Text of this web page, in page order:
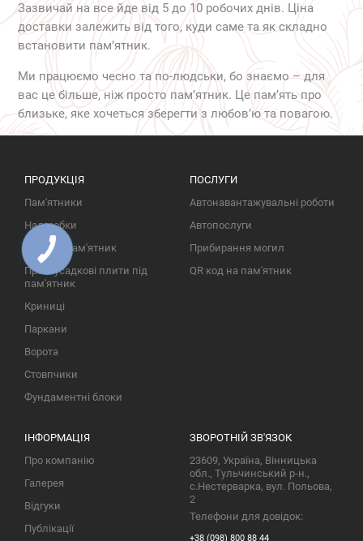
Зазвичай на все йде від 5 до 10 робочих днів. Ціна
доставки залежить від того, куди саме та як складно
встановити пам’ятник.
Ми працюємо чесно та по-людськи, бо знаємо – для
вас це більше, ніж просто пам’ятник. Це пам’ять про
близьке, яке хочеться зберегти з любов’ю та повагою.
ПРОДУКЦІЯ
Пам'ятники
Надгробки
Фото на пам'ятник
Протиусадкові плити під
пам'ятник
Криниці
Паркани
Ворота
Стовпчики
Фундаментні блоки
ПОСЛУГИ
Автонавантажувальні роботи
Автопослуги
Прибирання могил
QR код на пам'ятник
ІНФОРМАЦІЯ
Про компанію
Галерея
Відгуки
Публікації
ЗВОРОТНІЙ ЗВ'ЯЗОК
23609, Україна, Вінницька
обл., Тульчинський р-н.,
с.Нестерварка, вул. Польова,
2
Телефони для довідок:
+38 (098) 800 88 44